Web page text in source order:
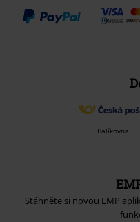
Balíkovna
Stáhněte si novou EMP